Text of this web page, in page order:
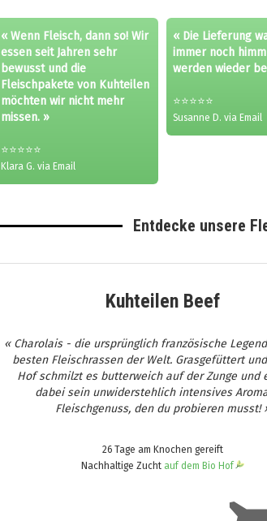
« Wenn Fleisch, dann so! Wir
essen seit Jahren sehr
bewusst und die
Fleischpakete von Kuhteilen
möchten wir nicht mehr
missen. »
⭐⭐⭐⭐⭐
Klara G. via Email
« Die Lieferung
immer noch
werden wieder
⭐⭐⭐⭐⭐
Susanne D. via Email
Entdecke unsere
Kuhteilen Beef
« Charolais - die ursprünglich französische
besten Fleischrassen der Welt. Grasgefüttert
Hof schmilzt es butterweich auf der Zunge und
dabei sein unwiderstehlich intensives
Fleischgenuss, den du probieren musst!
26 Tage am Knochen gereift
Nachhaltige Zucht auf dem Bio Hof